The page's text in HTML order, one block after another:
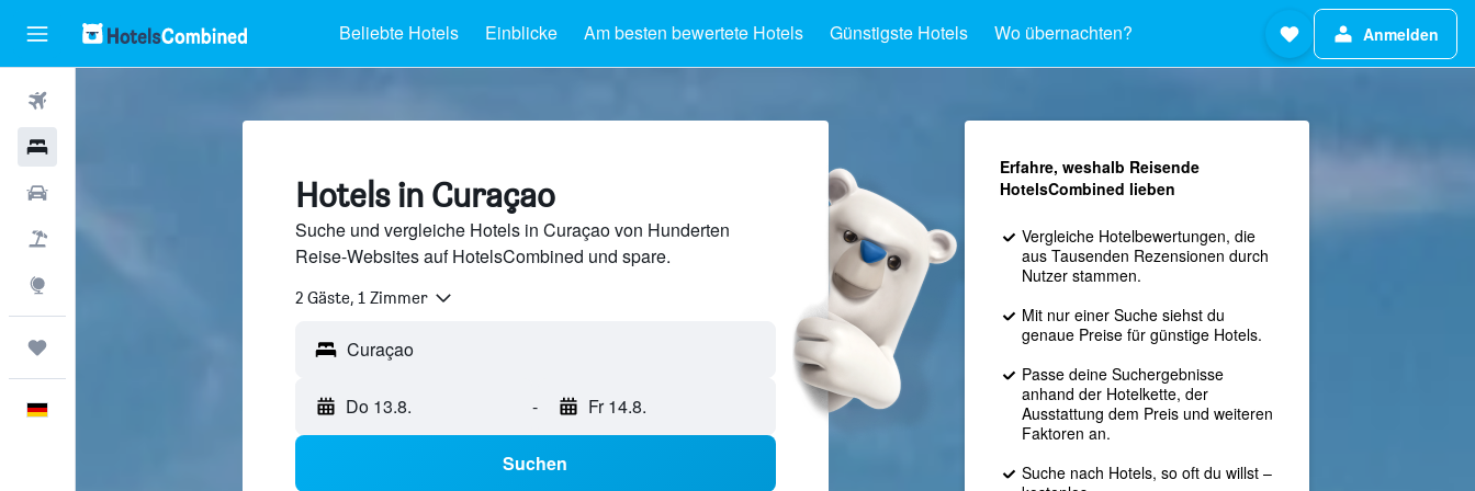
Beliebte Hotels Einblicke Am besten bewertete Hotels Günstigste Hotels Wo übernachten? Anmelden
Hotels in Curaçao
Suche und vergleiche Hotels in Curaçao von Hunderten
Reise-Websites auf HotelsCombined und spare.
2 Gäste, 1 Zimmer
Curaçao
Do 13.8. - Fr 14.8.
Suchen
Erfahre, weshalb Reisende
HotelsCombined lieben
Vergleiche Hotelbewertungen, die
aus Tausenden Rezensionen durch
Nutzer stammen.
Mit nur einer Suche siehst du
genaue Preise für günstige Hotels.
Passe deine Suchergebnisse
anhand der Hotelkette, der
Ausstattung dem Preis und weiteren
Faktoren an.
Suche nach Hotels, so oft du willst –